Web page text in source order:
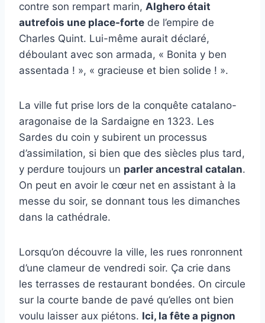
contre son rempart marin, Alghero était
autrefois une place-forte de l’empire de
Charles Quint. Lui-même aurait déclaré,
déboulant avec son armada, « Bonita y ben
assentada ! », « gracieuse et bien solide ! ».
La ville fut prise lors de la conquête catalano-
aragonaise de la Sardaigne en 1323. Les
Sardes du coin y subirent un processus
d’assimilation, si bien que des siècles plus tard,
y perdure toujours un parler ancestral catalan.
On peut en avoir le cœur net en assistant à la
messe du soir, se donnant tous les dimanches
dans la cathédrale.
Lorsqu’on découvre la ville, les rues ronronnent
d’une clameur de vendredi soir. Ça crie dans
les terrasses de restaurant bondées. On circule
sur la courte bande de pavé qu’elles ont bien
voulu laisser aux piétons. Ici, la fête a pignon